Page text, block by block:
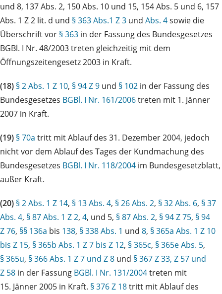
und 8, 137 Abs. 2, 150 Abs. 10 und 15, 154 Abs. 5 und 6, 157
Abs. 1 Z 2 lit. d und § 363 Abs.1 Z 3 und Abs. 4sowie die
Überschrift vor § 363 in der Fassung des Bundesgesetzes
BGBl. I Nr. 48/2003 treten gleichzeitig mit dem
Öffnungszeitengesetz 2003 in Kraft.
(18) § 2 Abs. 1 Z 10, § 94 Z 9 und § 102 in der Fassung des
Bundesgesetzes BGBl. I Nr. 161/2006treten mit 1. Jänner
2007 in Kraft.
(19) § 70a tritt mit Ablauf des 31. Dezember 2004, jedoch
nicht vor dem Ablauf des Tages der Kundmachung des
Bundesgesetzes BGBl. I Nr. 118/2004 im Bundesgesetzblatt,
außer Kraft.
(20) § 2 Abs. 1 Z 14, § 13 Abs. 4, § 26 Abs. 2, § 32 Abs. 6, § 37
Abs. 4, § 87 Abs. 1 Z 2, 4, und 5, § 87 Abs. 2, § 94 Z 75, § 94
Z 76, §§ 136a bis 138, § 338 Abs. 1 und 8, § 365a Abs. 1 Z 10
bis Z 15, § 365b Abs. 1 Z 7 bis Z 12, § 365c, § 365e Abs. 5,
§ 365u, § 366 Abs. 1 Z 7 und Z 8 und § 367 Z 33, Z 57 und
Z 58 in der Fassung BGBl. I Nr. 131/2004treten mit
15. Jänner 2005 in Kraft. § 376 Z 18tritt mit Ablauf des